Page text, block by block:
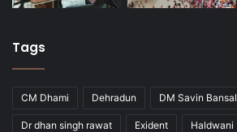
Tags
CM Dhami Dehradun DM Savin Bansal
Dr dhan singh rawat Exident Haldwani